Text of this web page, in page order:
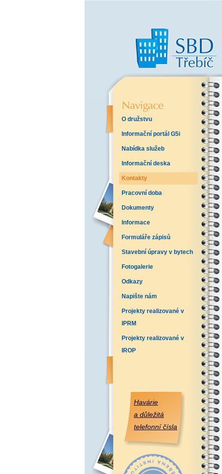
O družstvu
Informační portál G5i
Nabídka služeb
Informační deska
Kontakty
Pracovní doba
Dokumenty
Informace
Formuláře zápisů
Stavební úpravy v bytech
Fotogalerie
Odkazy
Napište nám
Projekty realizované v
IPRM
Projekty realizované v
IROP
Havárie
a důležitá
telefonní čísla